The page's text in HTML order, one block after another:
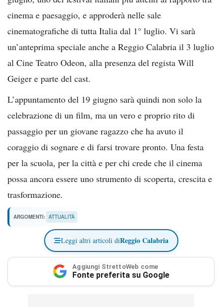
cinema e paesaggio, e approderà nelle sale
cinematografiche di tutta Italia dal 1° luglio. Vi sarà
un’anteprima speciale anche a Reggio Calabria il 3 luglio
al Cine Teatro Odeon, alla presenza del regista Will
Geiger e parte del cast.
L’appuntamento del 19 giugno sarà quindi non solo la
celebrazione di un film, ma un vero e proprio rito di
passaggio per un giovane ragazzo che ha avuto il
coraggio di sognare e di farsi trovare pronto. Una festa
per la scuola, per la città e per chi crede che il cinema
possa ancora essere uno strumento di scoperta, crescita e
trasformazione.
ARGOMENTI: ATTUALITÀ
Leggi altri articoli diReggio Calabria
Aggiungi StrettoWeb come
Fonte preferita su Google